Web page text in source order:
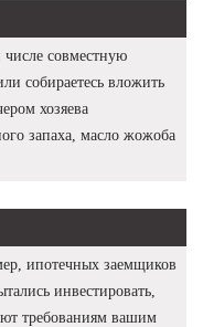
совместную
собираетесь вложить
хозяева
запаха, масло жожоба
ипотечных заемщиков
инвестировать,
требованиям вашим